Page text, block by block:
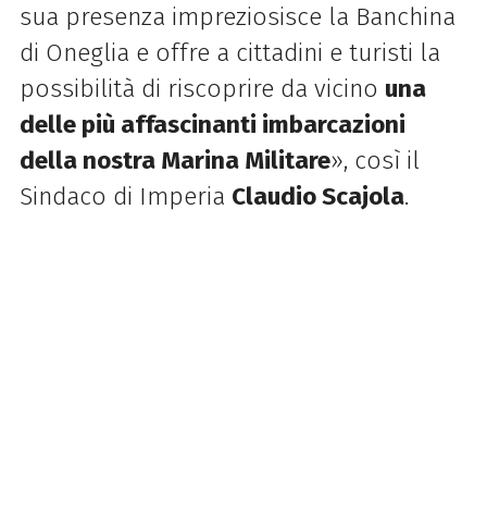
sua presenza impreziosisce la Banchina
di Oneglia e offre a cittadini e turisti la
possibilità di riscoprire da vicino una
delle più affascinanti imbarcazioni
della nostra Marina Militare», così il
Sindaco di Imperia Claudio Scajola.